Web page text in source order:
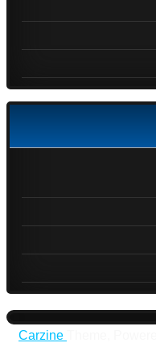
Carzine